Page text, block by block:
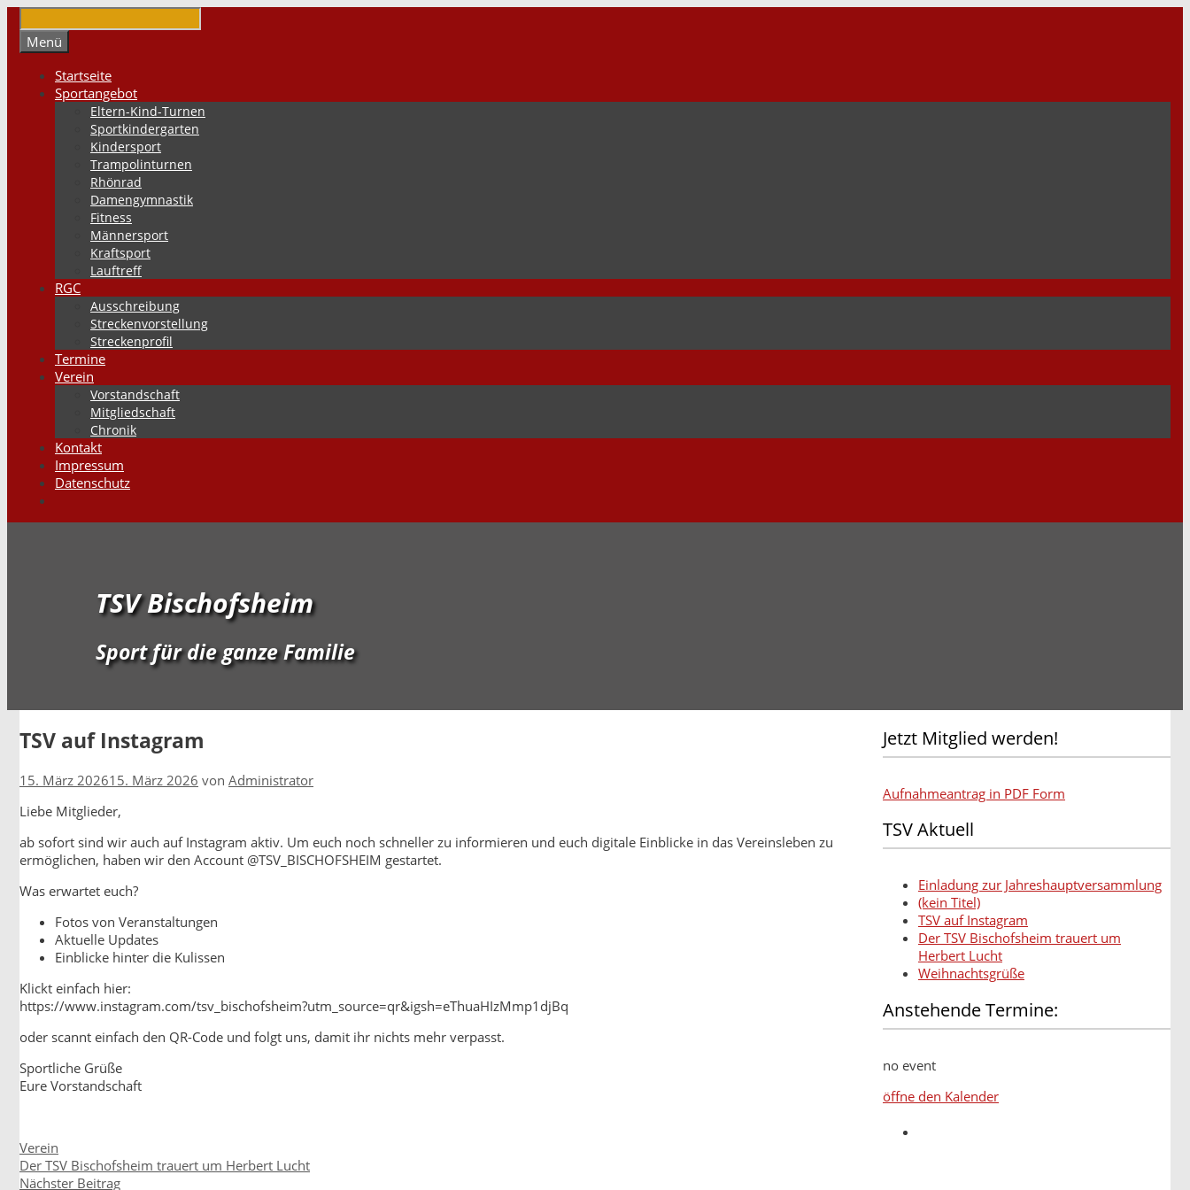
zum
Inhalt
Suchen
Menü
Startseite
Sportangebot
Eltern-Kind-Turnen
Sportkindergarten
Kindersport
Trampolinturnen
Rhönrad
Damengymnastik
Fitness
Männersport
Kraftsport
Lauftreff
RGC
Ausschreibung
Streckenvorstellung
Streckenprofil
Termine
Verein
Vorstandschaft
Mitgliedschaft
Chronik
Kontakt
Impressum
Datenschutz
TSV Bischofsheim
Sport für die ganze Familie
TSV auf Instagram
15. März 202615. März 2026 von Administrator
Liebe Mitglieder,
ab sofort sind wir auch auf Instagram aktiv. Um euch noch schneller zu informieren und euch digitale Einblicke in das Vereinsleben zu
ermöglichen, haben wir den Account @TSV_BISCHOFSHEIM gestartet.
Was erwartet euch?
Fotos von Veranstaltungen
Aktuelle Updates
Einblicke hinter die Kulissen
Klickt einfach hier:
https://www.instagram.com/tsv_bischofsheim?utm_source=qr&igsh=eThuaHIzMmp1djBq
oder scannt einfach den QR-Code und folgt uns, damit ihr nichts mehr verpasst.
Sportliche Grüße
Eure Vorstandschaft
Kategorien
Verein
Beitrags-
Navigation
Der TSV Bischofsheim trauert um Herbert Lucht
Nächster Beitrag
Jetzt Mitglied werden!
Aufnahmeantrag in PDF Form
TSV Aktuell
Einladung zur Jahreshauptversammlung
(kein Titel)
TSV auf Instagram
Der TSV Bischofsheim trauert um
Herbert Lucht
Weihnachtsgrüße
Anstehende Termine:
no event
öffne den Kalender